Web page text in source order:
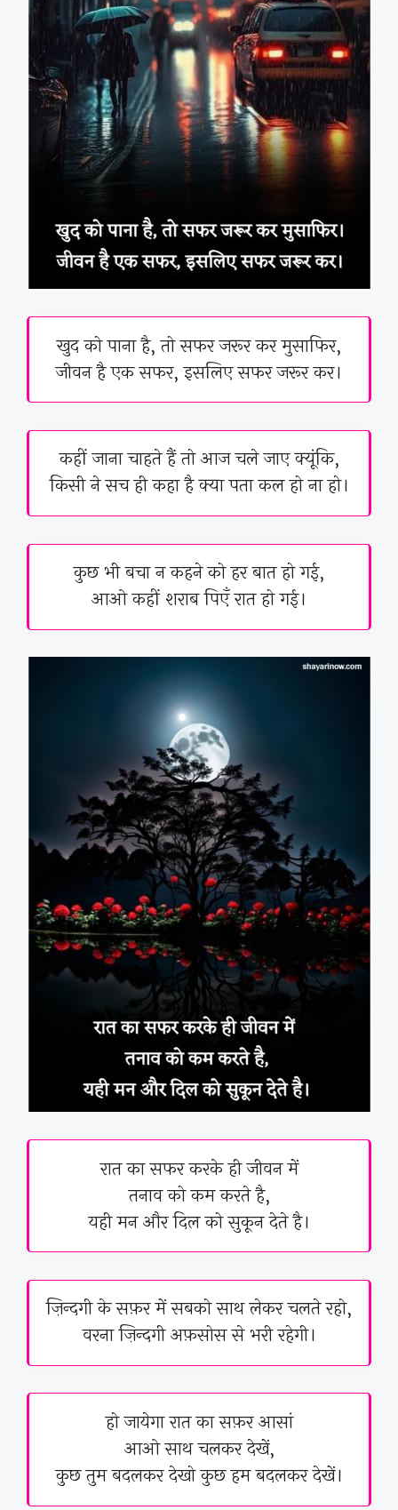
खुद को पाना है, तो सफर जरूर कर मुसाफिर,
जीवन है एक सफर, इसलिए सफर जरूर कर।
कहीं जाना चाहते हैं तो आज चले जाए क्यूंकि,
किसी ने सच ही कहा है क्या पता कल हो ना हो।
कुछ भी बचा न कहने को हर बात हो गई,
आओ कहीं शराब पिएँ रात हो गई।
रात का सफर करके ही जीवन में
तनाव को कम करते है,
यही मन और दिल को सुकून देते है।
ज़िन्दगी के सफ़र में सबको साथ लेकर चलते रहो,
वरना ज़िन्दगी अफ़सोस से भरी रहेगी।
हो जायेगा रात का सफ़र आसां
आओ साथ चलकर देखें,
कुछ तुम बदलकर देखो कुछ हम बदलकर देखें।